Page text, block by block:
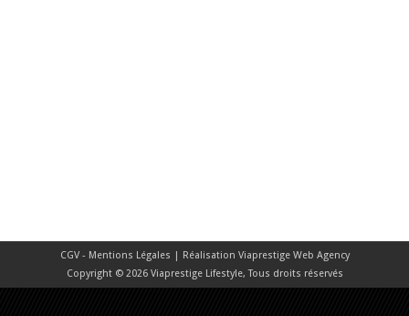
CGV - Mentions Légales | Réalisation Viaprestige Web Agency
Copyright © 2026 Viaprestige Lifestyle, Tous droits réservés